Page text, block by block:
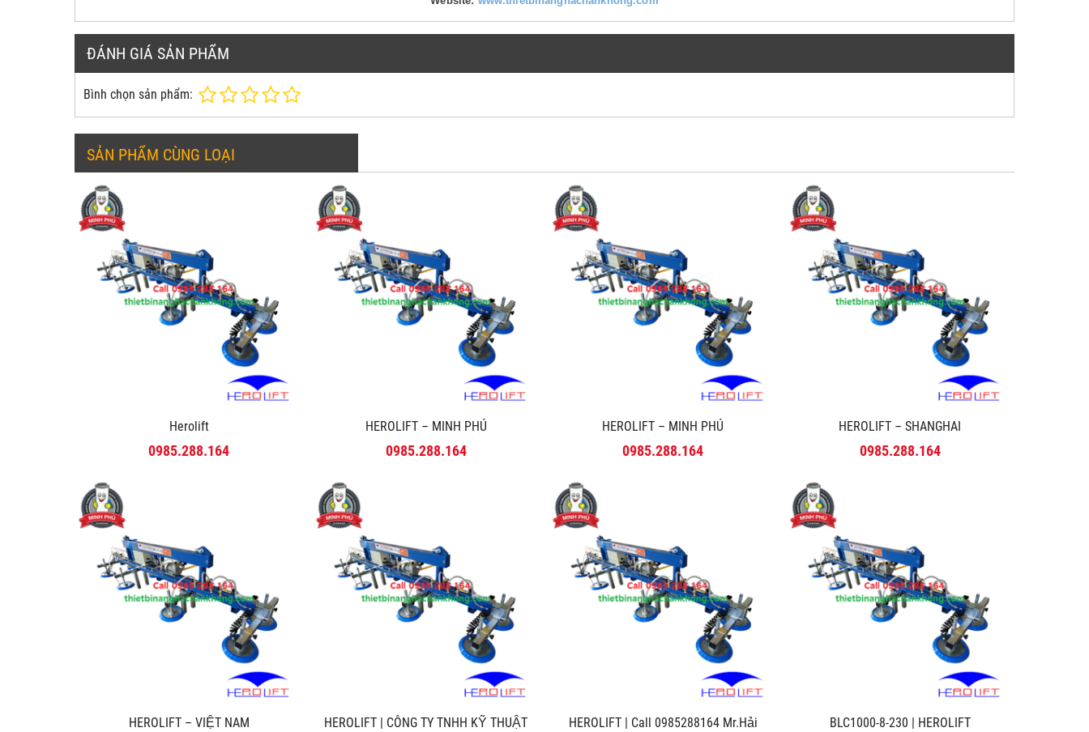
ĐÁNH GIÁ SẢN PHẨM
Bình chọn sản phẩm:
SẢN PHẨM CÙNG LOẠI
Herolift
0985.288.164
HEROLIFT – MINH PHÚ
0985.288.164
HEROLIFT – MINH PHÚ
0985.288.164
HEROLIFT – SHANGHAI
0985.288.164
HEROLIFT – VIỆT NAM
HEROLIFT | CÔNG TY TNHH KỸ THUẬT
HEROLIFT | Call 0985288164 Mr.Hải BLC1000-8-230 | HEROLIFT